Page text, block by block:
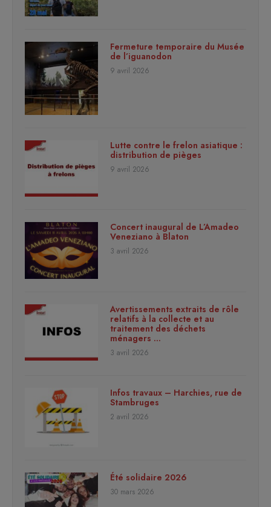
Fermeture temporaire du Musée
de l’iguanodon
9 avril 2026
Lutte contre le frelon asiatique :
distribution de pièges
9 avril 2026
Concert inaugural de L’Amadeo
Veneziano à Blaton
3 avril 2026
Avertissements extraits de rôle
relatifs à la collecte et au
traitement des déchets
ménagers …
3 avril 2026
Infos travaux – Harchies, rue de
Stambruges
2 avril 2026
Été solidaire 2026
30 mars 2026